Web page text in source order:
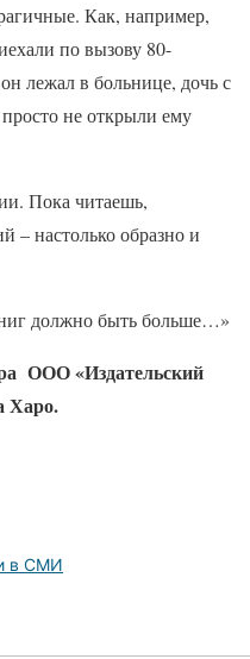
Как, например,
по вызову 80-
лежал в больнице, дочь с
не открыли ему
Пока читаешь,
– настолько образно и
должно быть больше…»
ООО «Издательский
Харо.
в СМИ